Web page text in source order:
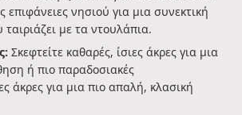
επιφάνειες νησιού για μια συνεκτική
με τα ντουλάπια.
Σκεφτείτε καθαρές, ίσιες άκρες για μια
ή πιο παραδοσιακές
άκρες για μια πιο απαλή, κλασική